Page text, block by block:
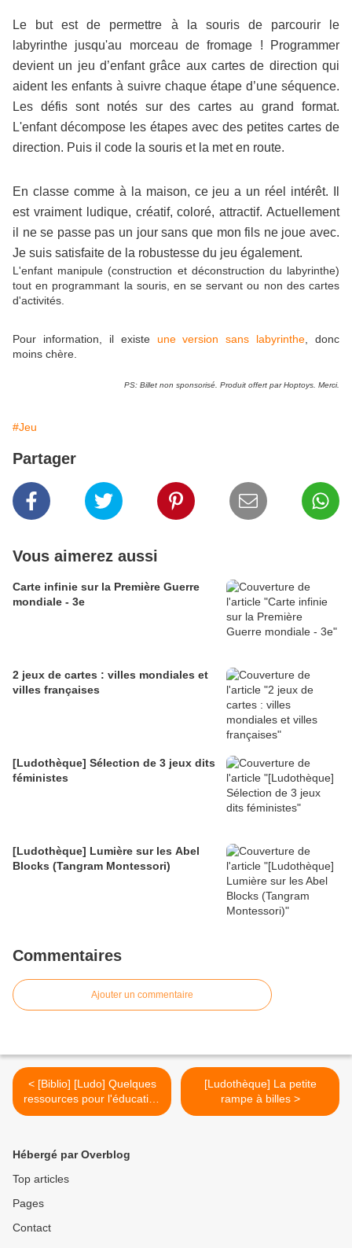
Le but est de permettre à la souris de parcourir le
labyrinthe jusqu'au morceau de fromage ! Programmer
devient un jeu d’enfant grâce aux cartes de direction qui
aident les enfants à suivre chaque étape d’une séquence.
Les défis sont notés sur des cartes au grand format.
L'enfant décompose les étapes avec des petites cartes de
direction. Puis il code la souris et la met en route.
En classe comme à la maison, ce jeu a un réel intérêt. Il
est vraiment ludique, créatif, coloré, attractif. Actuellement
il ne se passe pas un jour sans que mon fils ne joue avec.
Je suis satisfaite de la robustesse du jeu également.
L'enfant manipule (construction et déconstruction du labyrinthe)
tout en programmant la souris, en se servant ou non des cartes
d'activités.
Pour information, il existe une version sans labyrinthe , donc
moins chère.
PS: Billet non sponsorisé. Produit offert par Hoptoys. Merci.
#Jeu
Partager
Vous aimerez aussi
Carte infinie sur la Première Guerre
mondiale - 3e
2 jeux de cartes : villes mondiales et
villes françaises
[Ludothèque] Sélection de 3 jeux dits
féministes
[Ludothèque] Lumière sur les Abel
Blocks (Tangram Montessori)
Commentaires
Ajouter un commentaire
< [Biblio] [Ludo] Quelques
ressources pour l'éducation
au développement durable
[Ludothèque] La petite
rampe à billes >
Hébergé par Overblog
Top articles
Pages
Contact